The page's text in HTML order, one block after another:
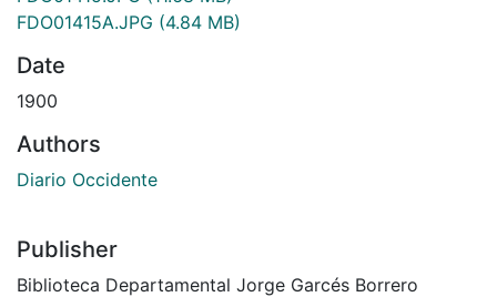
FDO01415A.JPG (4.84 MB)
Date
1900
Authors
Diario Occidente
Publisher
Biblioteca Departamental Jorge Garcés Borrero